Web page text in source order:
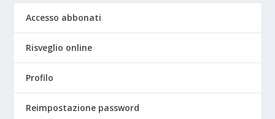
Accesso abbonati
Risveglio online
Profilo
Reimpostazione password